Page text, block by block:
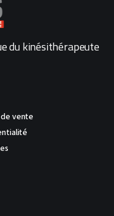
du kinésithérapeute
vente